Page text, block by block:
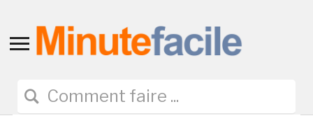
Toggle
navigation